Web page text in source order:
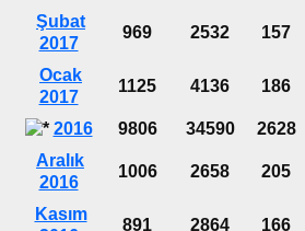
Şubat
2017
969 2532 157
Ocak
2017
1125 4136 186
2016 9806 34590 2628
Aralık
2016
1006 2658 205
Kasım
891 2864 166